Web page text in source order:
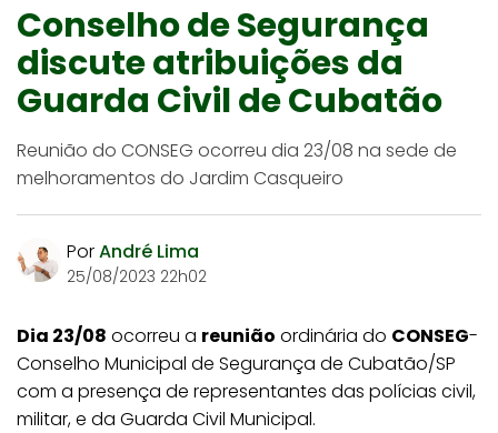
Conselho de Segurança
discute atribuições da
Guarda Civil de Cubatão
Reunião do CONSEG ocorreu dia 23/08 na sede de
melhoramentos do Jardim Casqueiro
PorAndré Lima
25/08/2023 22h02
Dia 23/08 ocorreu a reunião ordinária do CONSEG-
Conselho Municipal de Segurança de Cubatão/SP
com a presença de representantes das polícias civil,
militar, e da Guarda Civil Municipal.